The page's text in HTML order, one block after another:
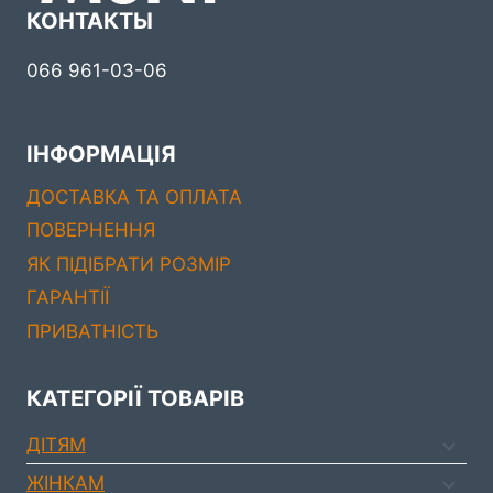
КОНТАКТЫ
066 961-03-06
ІНФОРМАЦІЯ
ДОСТАВКА ТА ОПЛАТА
ПОВЕРНЕННЯ
ЯК ПІДІБРАТИ РОЗМІР
ГАРАНТІЇ
ПРИВАТНІСТЬ
КАТЕГОРІЇ ТОВАРІВ
ДIТЯМ
ЖIНКАМ